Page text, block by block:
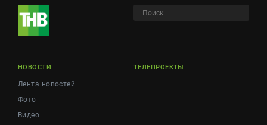
НОВОСТИ
Лента новостей
Фото
Видео
ТЕЛЕПРОЕКТЫ